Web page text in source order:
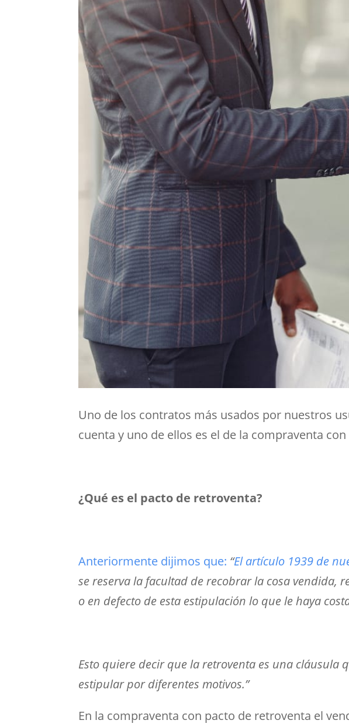
Uno de los contratos más usados por nuestros
cuenta y uno de ellos es el de la compraventa
¿Qué es el pacto de retroventa?
Anteriormente dijimos que: “El artículo 1939 de
se reserva la facultad de recobrar la cosa vendida,
o en defecto de esta estipulación lo que le haya
Esto quiere decir que la retroventa es una cláusula
estipular por diferentes motivos.”
En la compraventa con pacto de retroventa el